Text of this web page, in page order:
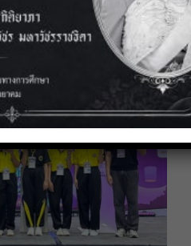
รแลกเปลี่ยนเรียนรู้วิธีปฏิบัติที่ดี